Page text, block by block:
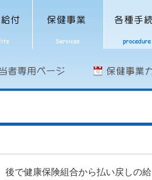
後で健康保険組合から払い戻しの給